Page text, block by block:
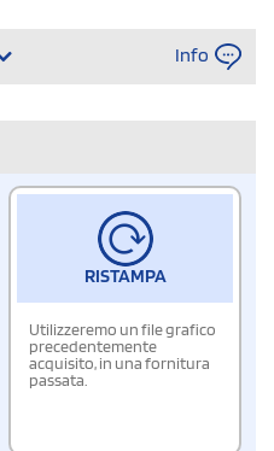
Info
RISTAMPA
Utilizzeremo un file grafico
precedentemente
acquisito, in una fornitura
passata.